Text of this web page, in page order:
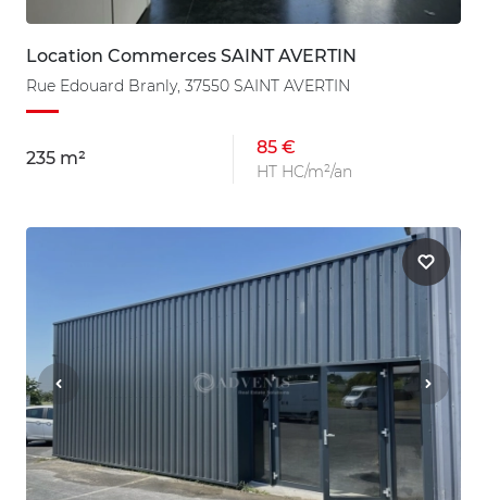
Location Commerces SAINT AVERTIN
Rue Edouard Branly, 37550 SAINT AVERTIN
235 m²
85 €
HT HC/m²/an